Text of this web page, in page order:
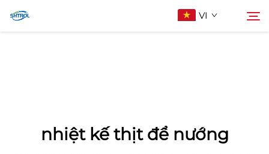
VI
Liên Hệ Với Chúng Tôi
nhiệt kế thịt để nướng